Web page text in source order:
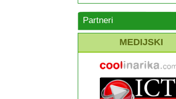
Partneri
MEDIJSKI